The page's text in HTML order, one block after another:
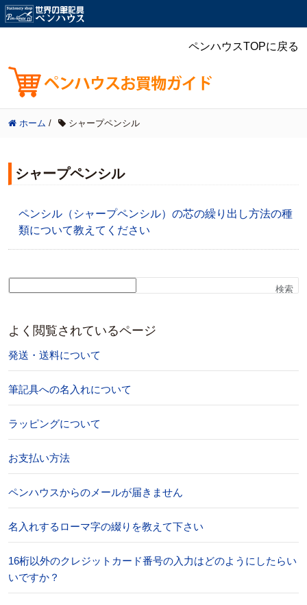
ペンハウスTOPに戻る
ホーム / シャープペンシル
シャープペンシル
ペンシル（シャープペンシル）の芯の繰り出し方法の種
類について教えてください
検索
よく閲覧されているページ
発送・送料について
筆記具への名入れについて
ラッピングについて
お支払い方法
ペンハウスからのメールが届きません
名入れするローマ字の綴りを教えて下さい
16桁以外のクレジットカード番号の入力はどのようにしたらい
いですか？